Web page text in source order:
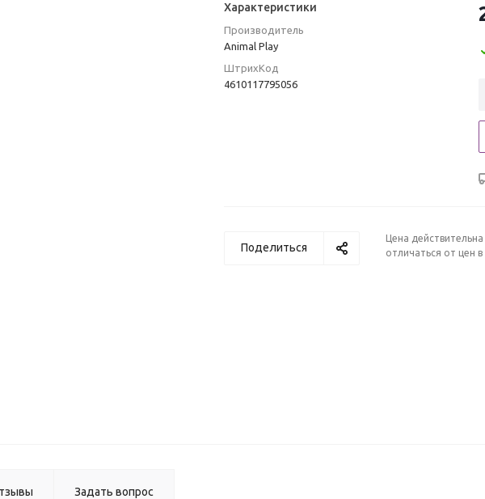
Характеристики
Производитель
Animal Play
ШтрихКод
4610117795056
Поделиться
Цена
отличаться от цен
Задать вопрос